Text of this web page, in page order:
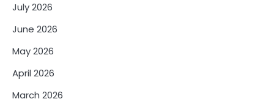
July 2026
June 2026
May 2026
April 2026
March 2026